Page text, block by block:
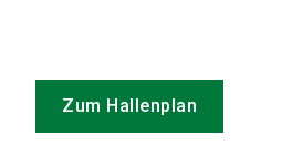
Zum Hallenplan